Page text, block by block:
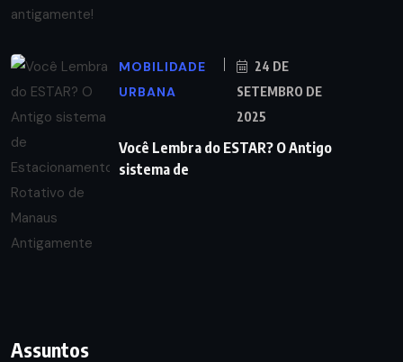
MOBILIDADE
URBANA
24 DE
SETEMBRO DE
2025
Você Lembra do ESTAR? O Antigo
sistema de
Assuntos